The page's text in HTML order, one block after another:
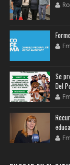
Fm
Se
Del
Fm
Fm